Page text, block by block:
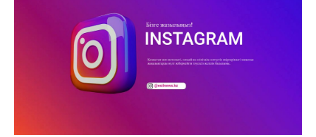
АРНАЙЫ ЖОБА
ӘЛЕУМЕТ